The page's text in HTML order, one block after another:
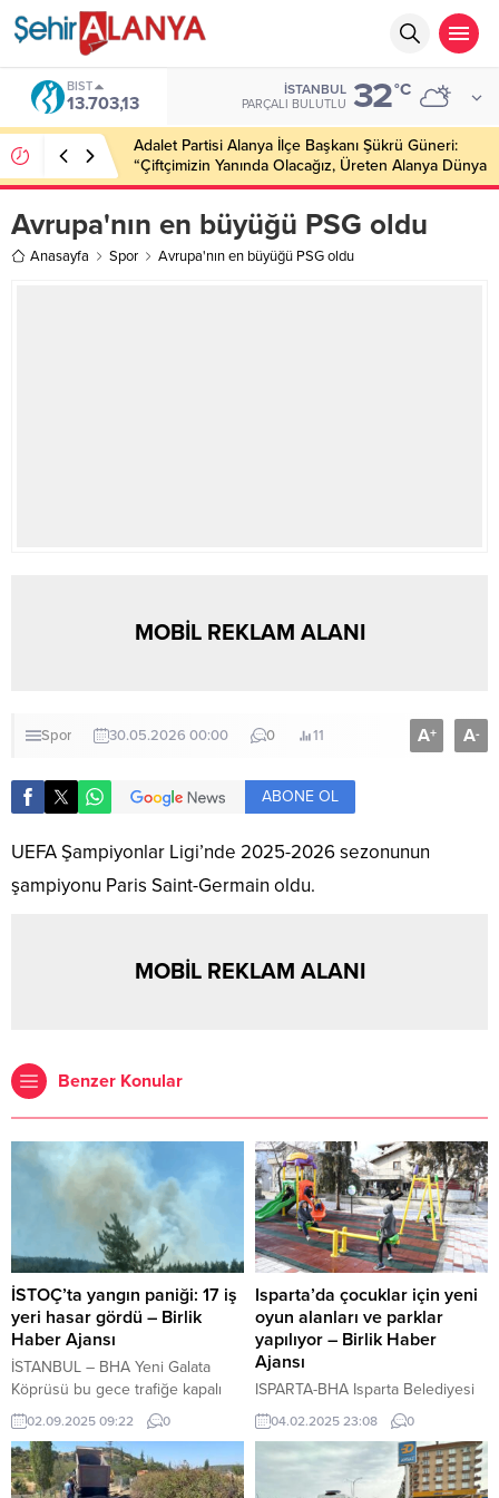
BIST
13.703,13
İSTANBUL
PARÇALI BULUTLU 32°C
Adalet Partisi Alanya İlçe Başkanı Şükrü Güneri:
“Çiftçimizin Yanında Olacağız, Üreten Alanya Dünya
Markası Olacak”
Avrupa'nın en büyüğü PSG oldu
Anasayfa Spor Avrupa'nın en büyüğü PSG oldu
MOBİL REKLAM ALANI
Spor 30.05.2026 00:00 0 11 A+ A-
ABONE OL
UEFA Şampiyonlar Ligi’nde 2025-2026 sezonunun
şampiyonu Paris Saint-Germain oldu.
MOBİL REKLAM ALANI
Benzer Konular
İSTOÇ’ta yangın paniği: 17 iş
yeri hasar gördü – Birlik
Haber Ajansı
İSTANBUL – BHA Yeni Galata
Köprüsü bu gece trafiğe kapalı
olacak İçeriği Görüntüle Yangın
sırasında bazı iş yerlerinde küçük
çaplı patlamalar yaşanırken, bazı
yapılarda da kısmi çökmeler
02.09.2025 09:22 0
Isparta’da çocuklar için yeni
oyun alanları ve parklar
yapılıyor – Birlik Haber
Ajansı
ISPARTA-BHA Isparta Belediyesi
şehirde bulunan çocuk
parklarında yenileme ile yeni park
alanları yapım çalışmalarına tüm
hızıyla devam ediyor. Bugüne
04.02.2025 23:08 0